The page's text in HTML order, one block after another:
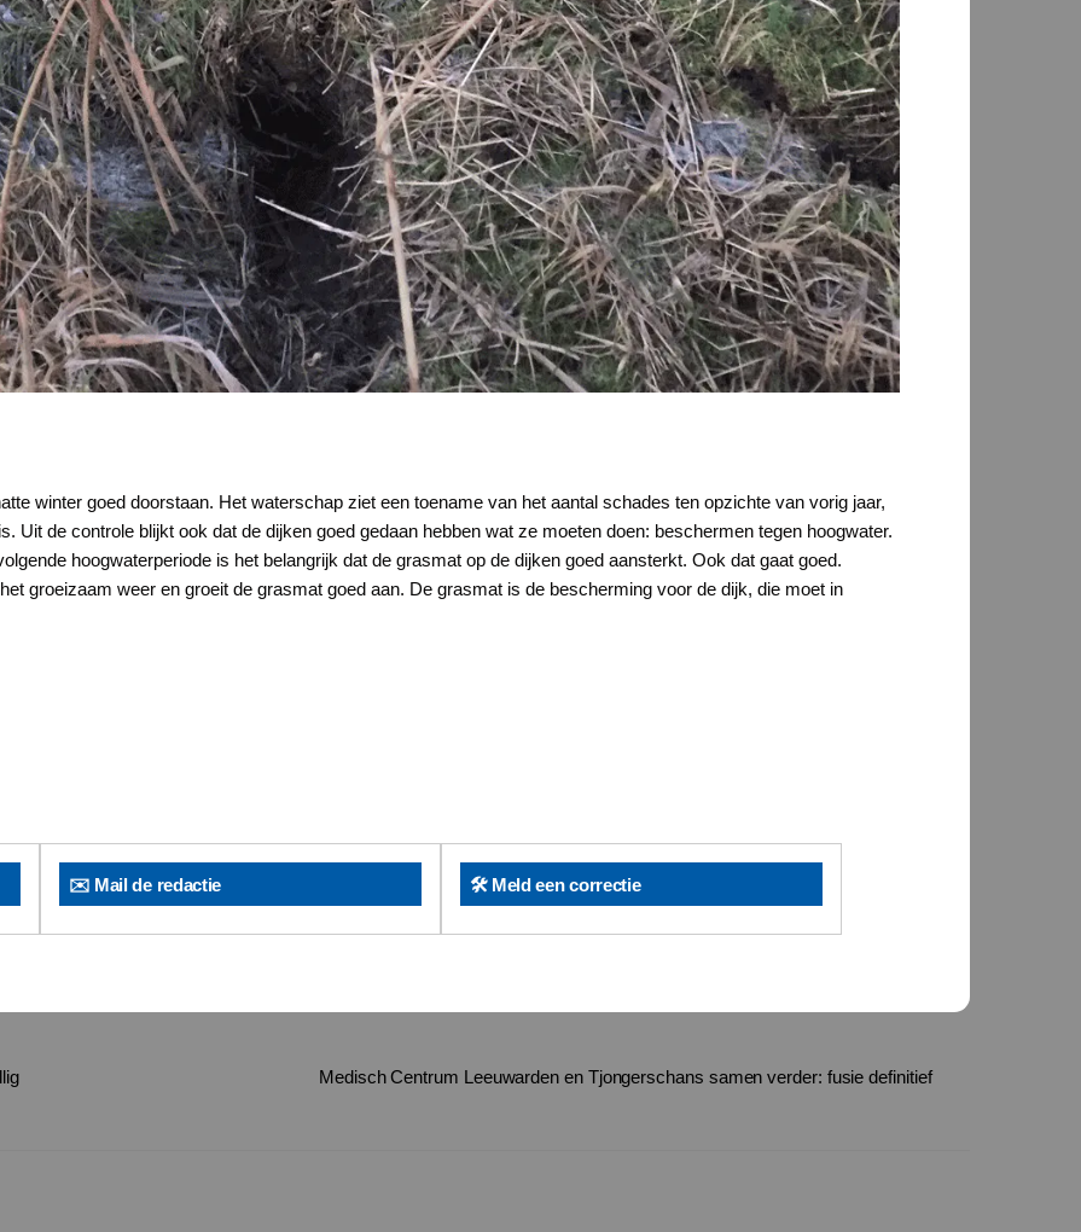
winter goed doorstaan. Het waterschap ziet een toename van het aantal schades ten opzichte van vorig jaar,
Uit de controle blijkt ook dat de dijken goed gedaan hebben wat ze moeten doen: beschermen tegen hoogwater.
hoogwaterperiode is het belangrijk dat de grasmat op de dijken goed aansterkt. Ook dat gaat goed.
groeizaam weer en groeit de grasmat goed aan. De grasmat is de bescherming voor de dijk, die moet in
✉️ Mail de redactie 🛠️ Meld een correctie
Medisch Centrum Leeuwarden en Tjongerschans samen verder: fusie definitief